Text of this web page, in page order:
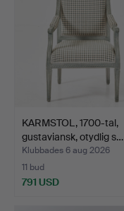
KARMSTOL, 1700-tal,
gustaviansk, otydlig s…
Klubbades 6 aug 2026
11 bud
791 USD